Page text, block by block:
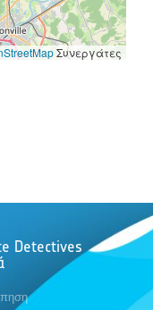
Συνεργάτες
Detectives